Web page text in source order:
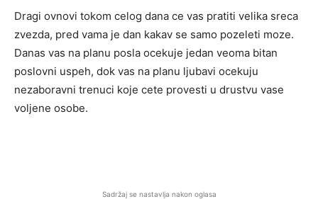
Dragi ovnovi tokom celog dana ce vas pratiti velika sreca
zvezda, pred vama je dan kakav se samo pozeleti moze.
Danas vas na planu posla ocekuje jedan veoma bitan
poslovni uspeh, dok vas na planu ljubavi ocekuju
nezaboravni trenuci koje cete provesti u drustvu vase
voljene osobe.
Sadržaj se nastavlja nakon oglasa